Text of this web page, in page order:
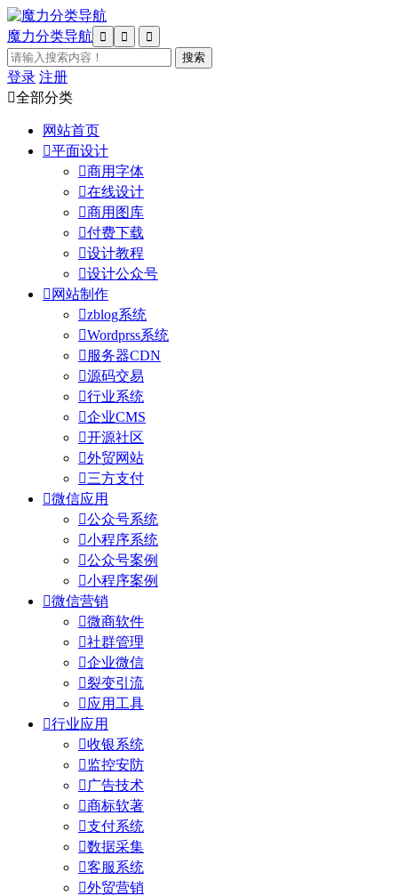
魔力分类导航   
登录 注册
全部分类
网站首页
平面设计
商用字体
在线设计
商用图库
付费下载
设计教程
设计公众号
 网站制作
zblog系统
Wordprss系统
 服务器CDN
源码交易
行业系统
企业CMS
开源社区
外贸网站
三方支付
微信应用
公众号系统
小程序系统
公众号案例
小程序案例
微信营销
微商软件
社群管理
企业微信
裂变引流
应用工具
行业应用
收银系统
监控安防
 广告技术
商标软著
支付系统
数据采集
客服系统
外贸营销